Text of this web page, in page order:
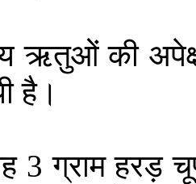
ऋतुओंकी
है।
3 ग्राम हरड़